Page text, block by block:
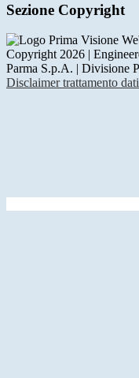
Sezione Copyright
Copyright 2026 |
Parma S.p.A. | Divisione
Disclaimer trattamento